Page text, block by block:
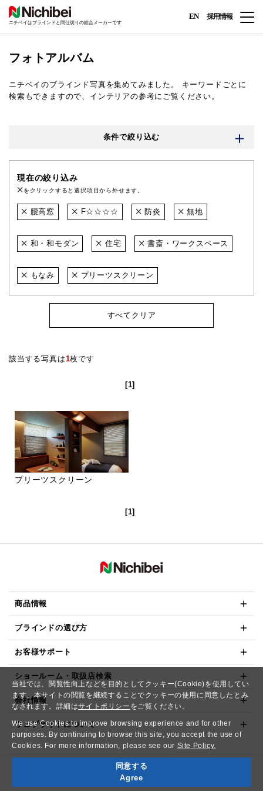
当社では、閲覧性向上などを目的としてクッキー(Cookie)を使用してい
ます。本サイトの閲覧を継続することでクッキーの使用に同意したとみ
なされます。詳細はサイトポリシー をご覧ください。
We use Cookies to improve browsing experience and for other
purposes. By continuing to browse this site, you accept the use of
Cookies. For more information, please see our Site Policy.
同意する
Agree
ニチベイはブラインドと間仕切りの総合メーカーです
EN 採用情報
フォトアルバム
ニチベイのブラインド写真を集めてみました。
キーワードごとに
検索もできますので、インテリアの参考にご覧ください。
条件で絞り込む
現在の絞り込み
をクリックすると選択項目から外せます。
腰高窓 F☆☆☆☆ 防炎 無地
和・和モダン 住宅 書斎・ワークスペース
もなみ プリーツスクリーン
すべてクリア
該当する写真は1枚です
[1]
プリーツスクリーン
[1]
商品情報
ブラインドの選び方
お客様サポート
ショールーム・取扱店検索
会社情報
ウェブサイトについて
Copyright© NICHIBEI CO.,LTD. All Rights Reserved.